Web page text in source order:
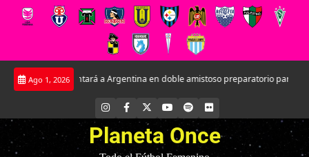
Saltar
Ago 1, 2026
a Argentina en doble amistoso preparatorio para el Mundial
INSTAGRAM
FACEBOOK YOUTUBE
SPOTIFYFLICKR
Planeta Once